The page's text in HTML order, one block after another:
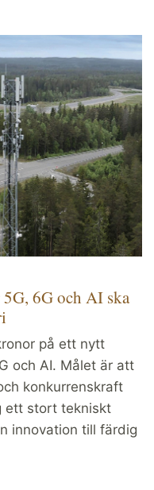
6G och AI ska
på ett nytt
och AI. Målet är att
konkurrenskraft
ett stort tekniskt
innovation till färdig